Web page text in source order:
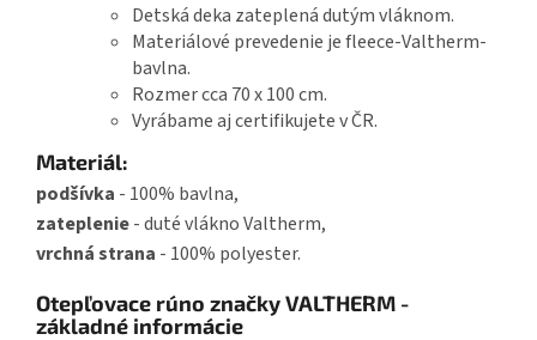
Detská deka zateplená dutým vláknom.
Materiálové prevedenie je fleece-Valtherm-
bavlna.
Rozmer cca 70 x 100 cm.
Vyrábame aj certifikujete v ČR.
Materiál:
podšívka - 100% bavlna,
zateplenie- duté vlákno Valtherm,
vrchná strana - 100% polyester.
Otepľovace rúno značky VALTHERM -
základné informácie